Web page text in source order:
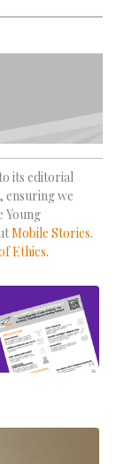
its editorial
ensuring we
Young
Mobile Stories.
Ethics.